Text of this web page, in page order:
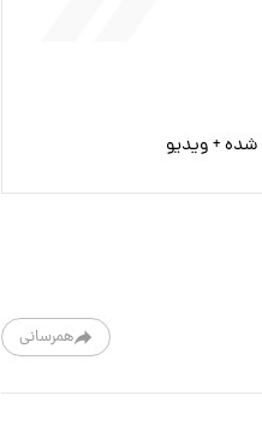
+ ویدیو
همرسانی